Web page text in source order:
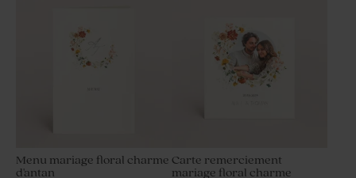
Menu mariage floral charme
d'antan
Carte remerciement
mariage floral charme